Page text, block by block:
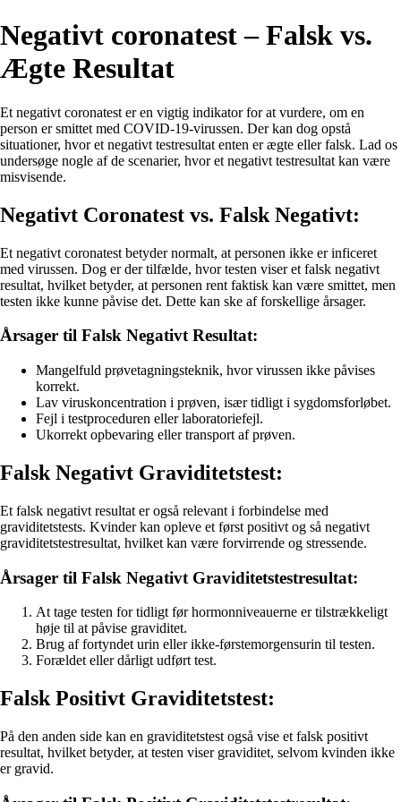
Negativt coronatest – Falsk vs.
Ægte Resultat
Et negativt coronatest er en vigtig indikator for at vurdere, om en
person er smittet med COVID-19-virussen. Der kan dog opstå
situationer, hvor et negativt testresultat enten er ægte eller falsk. Lad os
undersøge nogle af de scenarier, hvor et negativt testresultat kan være
misvisende.
Negativt Coronatest vs. Falsk Negativt:
Et negativt coronatest betyder normalt, at personen ikke er inficeret
med virussen. Dog er der tilfælde, hvor testen viser et falsk negativt
resultat, hvilket betyder, at personen rent faktisk kan være smittet, men
testen ikke kunne påvise det. Dette kan ske af forskellige årsager.
Årsager til Falsk Negativt Resultat:
Mangelfuld prøvetagningsteknik, hvor virussen ikke påvises
korrekt.
Lav viruskoncentration i prøven, især tidligt i sygdomsforløbet.
Fejl i testproceduren eller laboratoriefejl.
Ukorrekt opbevaring eller transport af prøven.
Falsk Negativt Graviditetstest:
Et falsk negativt resultat er også relevant i forbindelse med
graviditetstests. Kvinder kan opleve et først positivt og så negativt
graviditetstestresultat, hvilket kan være forvirrende og stressende.
Årsager til Falsk Negativt Graviditetstestresultat:
At tage testen for tidligt før hormonniveauerne er tilstrækkeligt
høje til at påvise graviditet.
Brug af fortyndet urin eller ikke-førstemorgensurin til testen.
Forældet eller dårligt udført test.
Falsk Positivt Graviditetstest:
På den anden side kan en graviditetstest også vise et falsk positivt
resultat, hvilket betyder, at testen viser graviditet, selvom kvinden ikke
er gravid.